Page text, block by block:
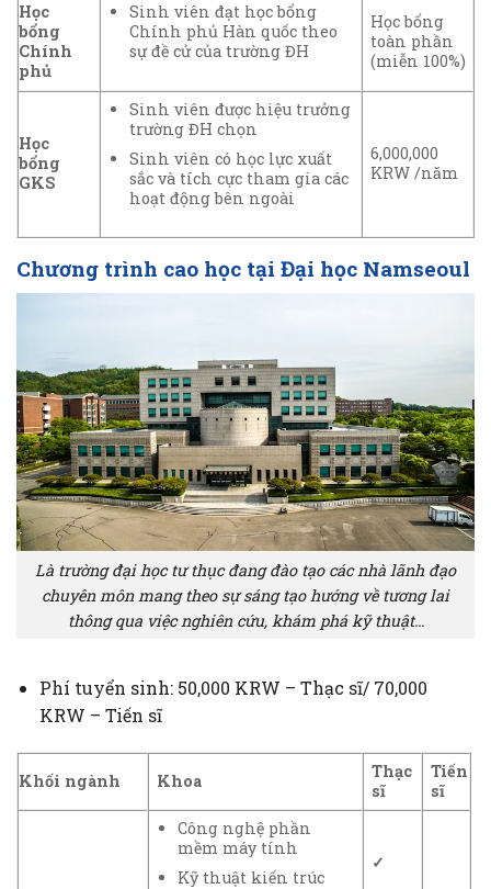
Học
bổng
Chính
phủ
Sinh viên đạt học bổng
Chính phủ Hàn quốc theo
sự đề cử của trường ĐH
Học bổng
toàn phần
(miễn 100%)
Học
bổng
GKS
Sinh viên được hiệu trưởng
trường ĐH chọn
Sinh viên có học lực xuất
sắc và tích cực tham gia các
hoạt động bên ngoài
6,000,000
KRW /năm
Chương trình cao học tại Đại học Namseoul
Là trường đại học tư thục đang đào tạo các nhà lãnh đạo
chuyên môn mang theo sự sáng tạo hướng về tương lai
thông qua việc nghiên cứu, khám phá kỹ thuật…
Phí tuyển sinh: 50,000 KRW – Thạc sĩ/ 70,000
KRW – Tiến sĩ
Khối ngành Khoa
Thạc
sĩ
Tiến
sĩ
Công nghệ phần
mềm máy tính
Kỹ thuật kiến trúc
✓